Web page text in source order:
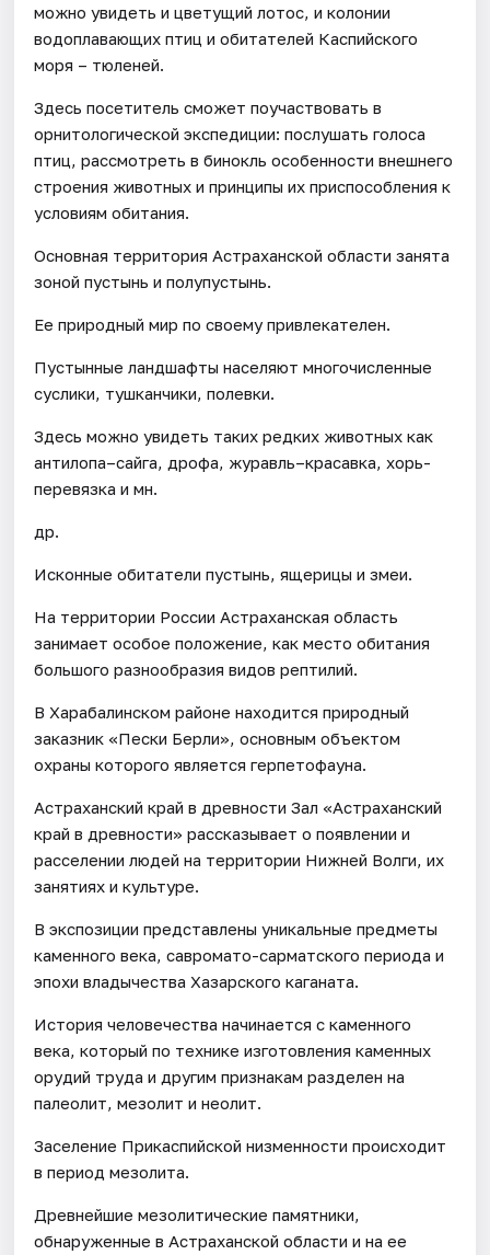
можно увидеть и цветущий лотос, и колонии
водоплавающих птиц и обитателей Каспийского
моря – тюленей.
Здесь посетитель сможет поучаствовать в
орнитологической экспедиции: послушать голоса
птиц, рассмотреть в бинокль особенности внешнего
строения животных и принципы их приспособления к
условиям обитания.
Основная территория Астраханской области занята
зоной пустынь и полупустынь.
Ее природный мир по своему привлекателен.
Пустынные ландшафты населяют многочисленные
суслики, тушканчики, полевки.
Здесь можно увидеть таких редких животных как
антилопа–сайга, дрофа, журавль–красавка, хорь-
перевязка и мн.
др.
Исконные обитатели пустынь, ящерицы и змеи.
На территории России Астраханская область
занимает особое положение, как место обитания
большого разнообразия видов рептилий.
В Харабалинском районе находится природный
заказник «Пески Берли», основным объектом
охраны которого является герпетофауна.
Астраханский край в древности Зал «Астраханский
край в древности» рассказывает о появлении и
расселении людей на территории Нижней Волги, их
занятиях и культуре.
В экспозиции представлены уникальные предметы
каменного века, савромато-сарматского периода и
эпохи владычества Хазарского каганата.
История человечества начинается с каменного
века, который по технике изготовления каменных
орудий труда и другим признакам разделен на
палеолит, мезолит и неолит.
Заселение Прикаспийской низменности происходит
в период мезолита.
Древнейшие мезолитические памятники,
обнаруженные в Астраханской области и на ее